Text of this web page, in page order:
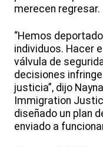
merecen regresar.
“Hemos
individuos. Hacer
válvula de
decisiones
justicia”, dijo
Immigration
diseñado un plan
enviado a